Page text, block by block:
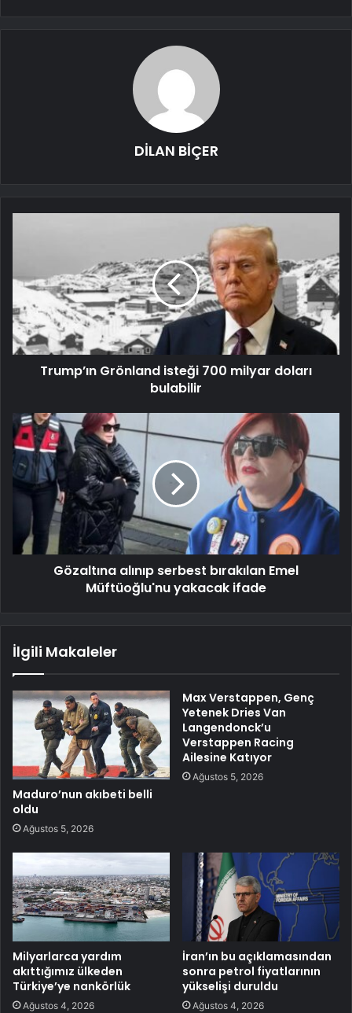
DİLAN BİÇER
Trump’ın Grönland isteği 700 milyar doları
bulabilir
Gözaltına alınıp serbest bırakılan Emel
Müftüoğlu'nu yakacak ifade
İlgili Makaleler
Maduro’nun akıbeti belli
oldu
Ağustos 5, 2026
Max Verstappen, Genç
Yetenek Dries Van
Langendonck’u
Verstappen Racing
Ailesine Katıyor
Ağustos 5, 2026
Milyarlarca yardım
akıttığımız ülkeden
Türkiye’ye nankörlük
Ağustos 4, 2026
İran’ın bu açıklamasından
sonra petrol fiyatlarının
yükselişi duruldu
Ağustos 4, 2026